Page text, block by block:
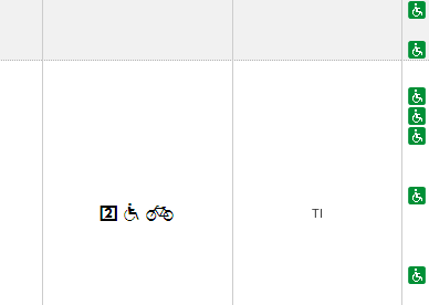
TI